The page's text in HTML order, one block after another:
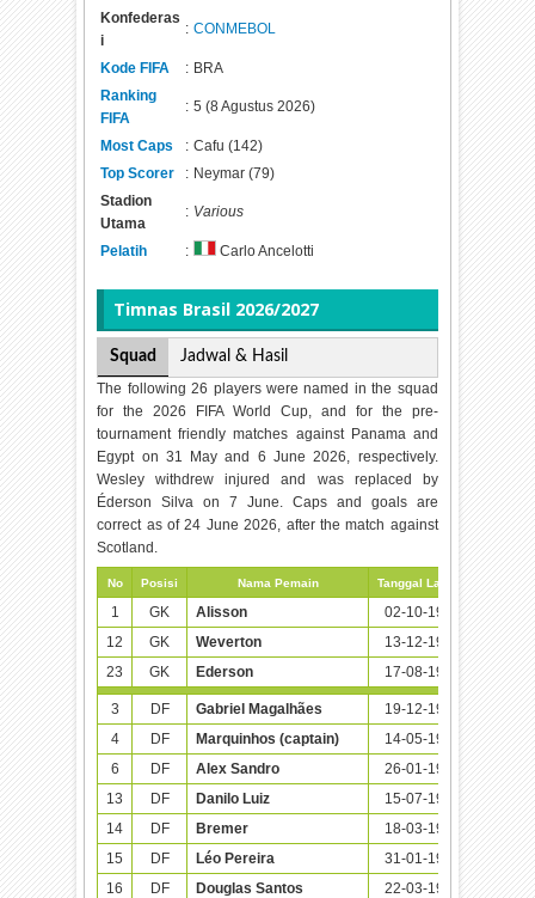
Konfederas
i
: CONMEBOL
Kode FIFA : BRA
Ranking
FIFA
: 5 (8 Agustus 2026)
Most Caps : Cafu (142)
Top Scorer
: Neymar (79)
Stadion
Utama
: Various
Pelatih : Carlo Ancelotti
Timnas Brasil 2026/2027
Squad
Jadwal & Hasil
The following 26 players were named in the squad
for the 2026 FIFA World Cup, and for the pre-
tournament friendly matches against Panama and
Egypt on 31 May and 6 June 2026, respectively.
Wesley withdrew injured and was replaced by
Éderson Silva on 7 June. Caps and goals are
correct as of 24 June 2026, after the match against
Scotland.
No Posisi Nama Pemain Tanggal Lahir (Umur)
1 GK Alisson 02-10-1992 (33)
12
GK Weverton 13-12-1987 (38)
23
GK Ederson 17-08-1993 (32)
3 DF Gabriel Magalhães 19-12-1997 (28)
4
DF Marquinhos (captain) 14-05-1994 (32)
6
DF Alex Sandro 26-01-1991 (35)
13
DF Danilo Luiz 15-07-1991 (34)
14
DF Bremer 18-03-1997 (29)
8
15
DF Léo Pereira 31-01-1996 (30)
4
16
DF Douglas Santos 22-03-1994 (32)